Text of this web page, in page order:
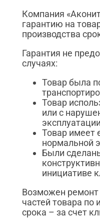
Компания
гарантию на
производства
Гарантия не
случаях:
Товар была
Товар
или с
эксплуатации
Товар имеет
нормальной
Были
инициативе
Возможен
частей товара по
срока – за счет